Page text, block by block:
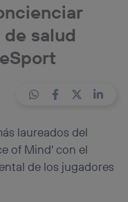
salud
laureados del
of Mind' con el
de los jugadores